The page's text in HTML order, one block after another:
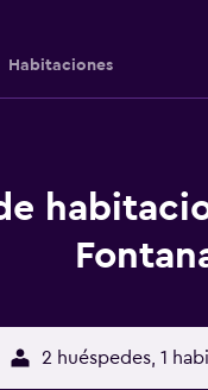
Habitaciones
2 huéspedes, 1